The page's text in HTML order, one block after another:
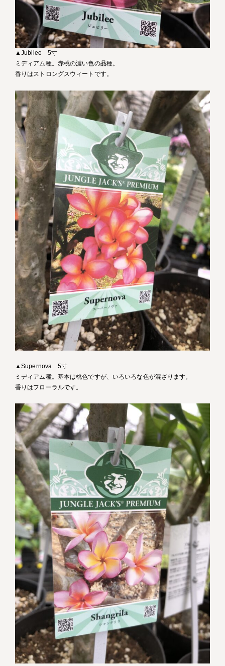
▲Jubilee 5寸
ミディアム種。赤桃の濃い色の品種。
香りはストロングスウィートです。
▲Supernova 5寸
ミディアム種。基本は桃色ですが、いろいろな色が混ざります。
香りはフローラルです。